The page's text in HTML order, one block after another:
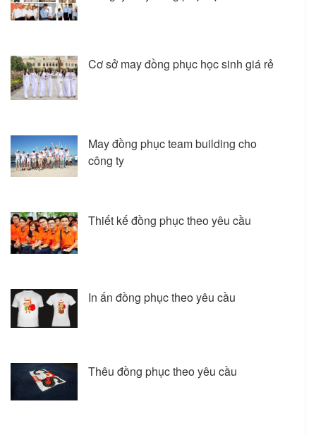
Cơ sở may đồng phục học sinh giá rẻ
May đồng phục team building cho
công ty
Thiết kế đồng phục theo yêu cầu
In ấn đồng phục theo yêu cầu
Thêu đồng phục theo yêu cầu